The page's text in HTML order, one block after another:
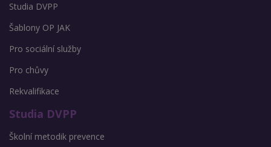
Studia DVPP
Šablony OP JAK
Pro sociální služby
Pro chůvy
Rekvalifikace
Studia DVPP
Školní metodik prevence